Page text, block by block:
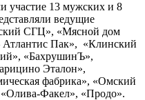
участие 13 мужских и 8
ведущие
СГЦ», «Мясной дом
Атлантис Пак», «Клинский
«БахрушинЪ»,
Эталон»,
фабрика», «Омский
Факел», «Продо».